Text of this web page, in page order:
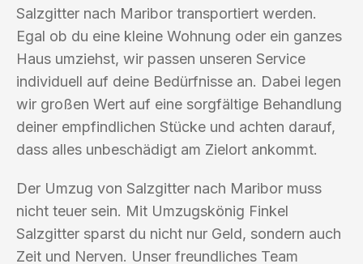
Salzgitter nach Maribor transportiert werden.
Egal ob du eine kleine Wohnung oder ein ganzes
Haus umziehst, wir passen unseren Service
individuell auf deine Bedürfnisse an. Dabei legen
wir großen Wert auf eine sorgfältige Behandlung
deiner empfindlichen Stücke und achten darauf,
dass alles unbeschädigt am Zielort ankommt.
Der Umzug von Salzgitter nach Maribor muss
nicht teuer sein. Mit Umzugskönig Finkel
Salzgitter sparst du nicht nur Geld, sondern auch
Zeit und Nerven. Unser freundliches Team